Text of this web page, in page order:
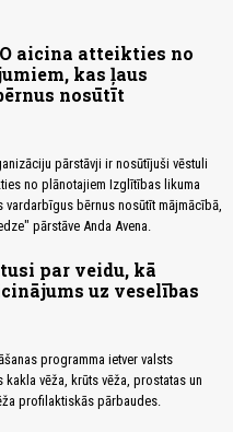
aicina atteikties no
kas ļaus
nosūtīt
pārstāvji ir nosūtījuši vēstuli
no plānotajiem Izglītības likuma
vardarbīgus bērnus nosūtīt mājmācībā,
pārstāve Anda Avena.
par veidu, kā
uz veselības
programma ietver valsts
kakla vēža, krūts vēža, prostatas un
profilaktiskās pārbaudes.